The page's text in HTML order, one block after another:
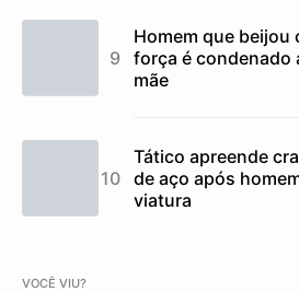
Homem que beijou
força é condenado
mãe
Tático apreende
de aço após
viatura
VOCÊ VIU?